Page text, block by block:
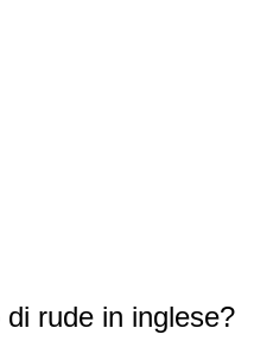
rude in inglese?